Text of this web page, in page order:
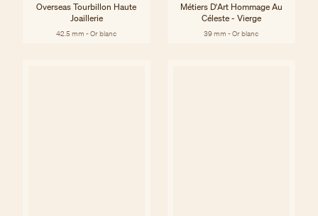
Overseas Tourbillon Haute
Joaillerie
42.5 mm - Or blanc
Métiers D'Art Hommage Au
Céleste - Vierge
39 mm - Or blanc